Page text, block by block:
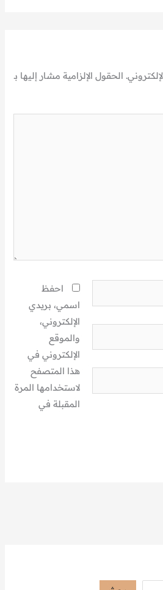
الحقول الإلزامية مشار إليها بـ
احفظ
اسمي، بريدي
الإلكتروني،
والموقع
الإلكتروني في
هذا المتصفح
لاستخدامها المرة
المقبلة في